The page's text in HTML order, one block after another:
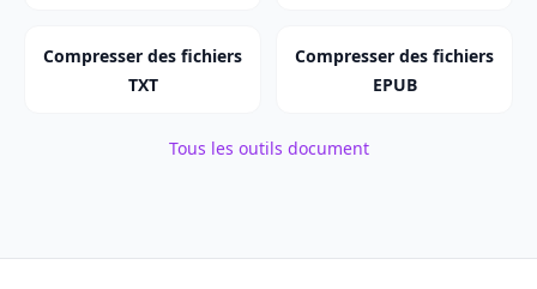
Compresser des fichiers
TXT
Compresser des fichiers
EPUB
Tous les outils document